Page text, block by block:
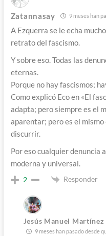
Zatannasay 9 meses han
A Ezquerra se le echa
retrato del fascismo.
Y sobre eso. Todas las
eternas.
Porque no hay fascismos;
Como explicó Eco en «El
adapta; pero siempre es el
aparentar; pero es el
discurrir.
Por eso cualquier denuncia
moderna y universal.
2 Responder
Jesús Manuel
9 meses han pasado desde